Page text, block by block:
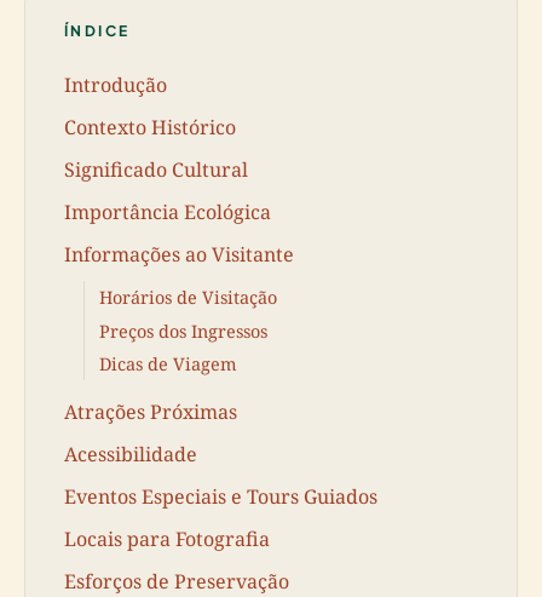
ÍNDICE
Introdução
Contexto Histórico
Significado Cultural
Importância Ecológica
Informações ao Visitante
Horários de Visitação
Preços dos Ingressos
Dicas de Viagem
Atrações Próximas
Acessibilidade
Eventos Especiais e Tours Guiados
Locais para Fotografia
Esforços de Preservação